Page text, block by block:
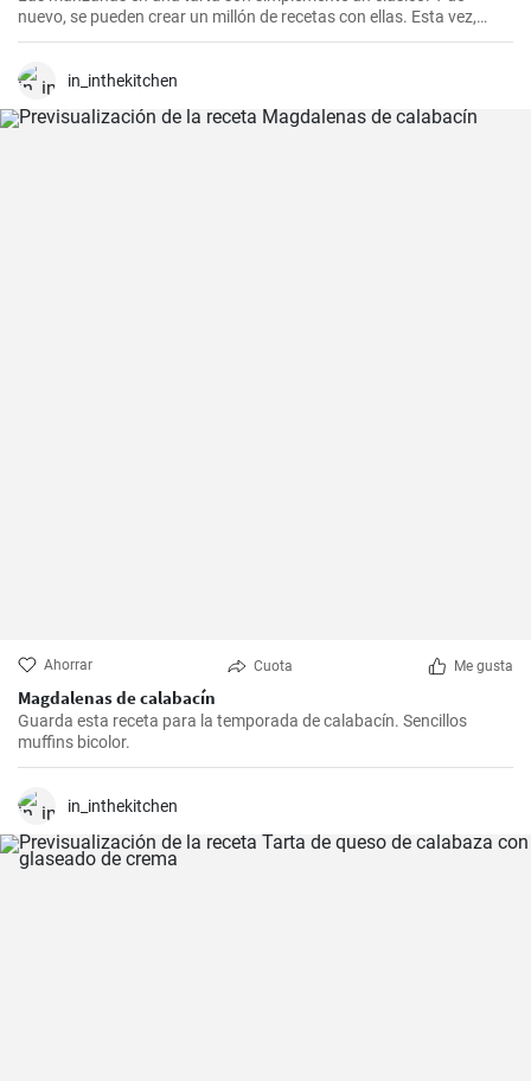
nuevo, se pueden crear un millón de recetas con ellas. Esta vez,
probé una versión invertida, complementando las manzanas con
in_inthekitchen
Ahorrar Cuota Me gusta
Magdalenas de calabacín
Guarda esta receta para la temporada de calabacín. Sencillos
muffins bicolor.
in_inthekitchen